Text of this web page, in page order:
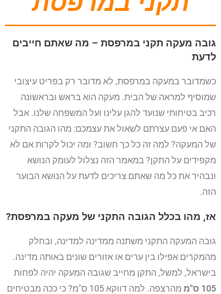
גובה מעקה תקני במרפסת – מה שאתם חייבים
לדעת
כשמדובר במעקה במרפסת, לא מדובר רק בפריט עיצובי
שמוסיף למראה של הבית. מעקה הוא בראש ובראשונה
רכיב בטיחותי שנועד להגן עלינו ועל המשפחה שלנו. אבל
האם אי פעם עצרתם לשאול את עצמכם: מהו הגובה התקני
של המעקה? למה זה כל כך חשוב? ומה יכול לקרות אם לא
מקפידים על התקן? במאמר הזה נצלול לעומק הנושא
ונבהיר את כל מה שאתם צריכים לדעת על הנושא הבוער
הזה.
אז, מהו בכלל הגובה התקני של מעקה במרפסת?
גובה המעקה התקני משתנה ממדינה למדינה, ובחלק
מהמקרים אפילו בין ערים או אזורים שונים באותה מדינה.
בישראל, למשל, התקן מחייב שגובה המעקה יהיה לפחות
105 ס"מ
מהרצפה. למה דווקא 105 ס"מ? כי ככה מבטיחים